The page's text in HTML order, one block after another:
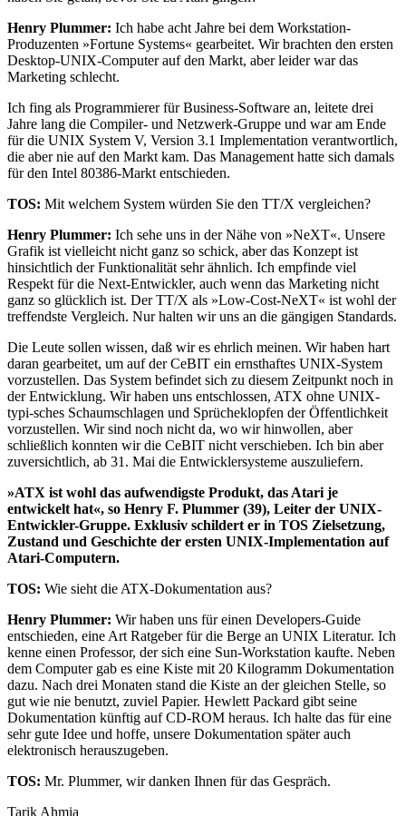
Henry Plummer: Ich habe acht Jahre bei dem Workstation-
Produzenten »Fortune Systems« gearbeitet. Wir brachten den ersten
Desktop-UNIX-Computer auf den Markt, aber leider war das
Marketing schlecht.
Ich fing als Programmierer für Business-Software an, leitete drei
Jahre lang die Compiler- und Netzwerk-Gruppe und war am Ende
für die UNIX System V, Version 3.1 Implementation verantwortlich,
die aber nie auf den Markt kam. Das Management hatte sich damals
für den Intel 80386-Markt entschieden.
TOS: Mit welchem System würden Sie den TT/X vergleichen?
Henry Plummer: Ich sehe uns in der Nähe von »NeXT«. Unsere
Grafik ist vielleicht nicht ganz so schick, aber das Konzept ist
hinsichtlich der Funktionalität sehr ähnlich. Ich empfinde viel
Respekt für die Next-Entwickler, auch wenn das Marketing nicht
ganz so glücklich ist. Der TT/X als »Low-Cost-NeXT« ist wohl der
treffendste Vergleich. Nur halten wir uns an die gängigen Standards.
Die Leute sollen wissen, daß wir es ehrlich meinen. Wir haben hart
daran gearbeitet, um auf der CeBIT ein ernsthaftes UNIX-System
vorzustellen. Das System befindet sich zu diesem Zeitpunkt noch in
der Entwicklung. Wir haben uns entschlossen, ATX ohne UNIX-
typi-sches Schaumschlagen und Sprücheklopfen der Öffentlichkeit
vorzustellen. Wir sind noch nicht da, wo wir hinwollen, aber
schließlich konnten wir die CeBIT nicht verschieben. Ich bin aber
zuversichtlich, ab 31. Mai die Entwicklersysteme auszuliefern.
»ATX ist wohl das aufwendigste Produkt, das Atari je
entwickelt hat«, so Henry F. Plummer (39), Leiter der UNIX-
Entwickler-Gruppe. Exklusiv schildert er in TOS Zielsetzung,
Zustand und Geschichte der ersten UNIX-Implementation auf
Atari-Computern.
TOS: Wie sieht die ATX-Dokumentation aus?
Henry Plummer: Wir haben uns für einen Developers-Guide
entschieden, eine Art Ratgeber für die Berge an UNIX Literatur. Ich
kenne einen Professor, der sich eine Sun-Workstation kaufte. Neben
dem Computer gab es eine Kiste mit 20 Kilogramm Dokumentation
dazu. Nach drei Monaten stand die Kiste an der gleichen Stelle, so
gut wie nie benutzt, zuviel Papier. Hewlett Packard gibt seine
Dokumentation künftig auf CD-ROM heraus. Ich halte das für eine
sehr gute Idee und hoffe, unsere Dokumentation später auch
elektronisch herauszugeben.
TOS: Mr. Plummer, wir danken Ihnen für das Gespräch.
Tarik Ahmia